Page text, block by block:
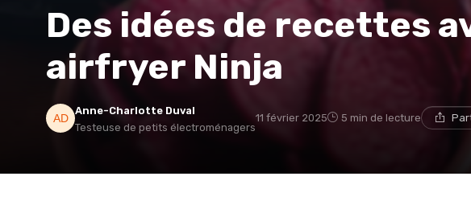
Des idées de recettes
airfryer Ninja
Anne-Charlotte Duval
Testeuse de petits électroménagers
11 février 2025 5 min de lecture